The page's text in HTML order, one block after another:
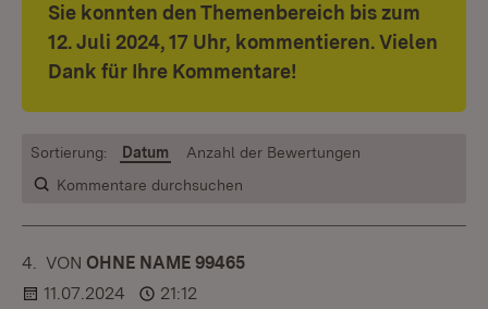
Sie konnten den Themenbereich bis zum
12. Juli 2024, 17 Uhr, kommentieren. Vielen
Dank für Ihre Kommentare!
Kommentare durchsuchen
Sortierung: Datum Anzahl der Bewertungen
4. KOMMENTAR
VON :OHNE NAME 99465
11.07.2024
21:12